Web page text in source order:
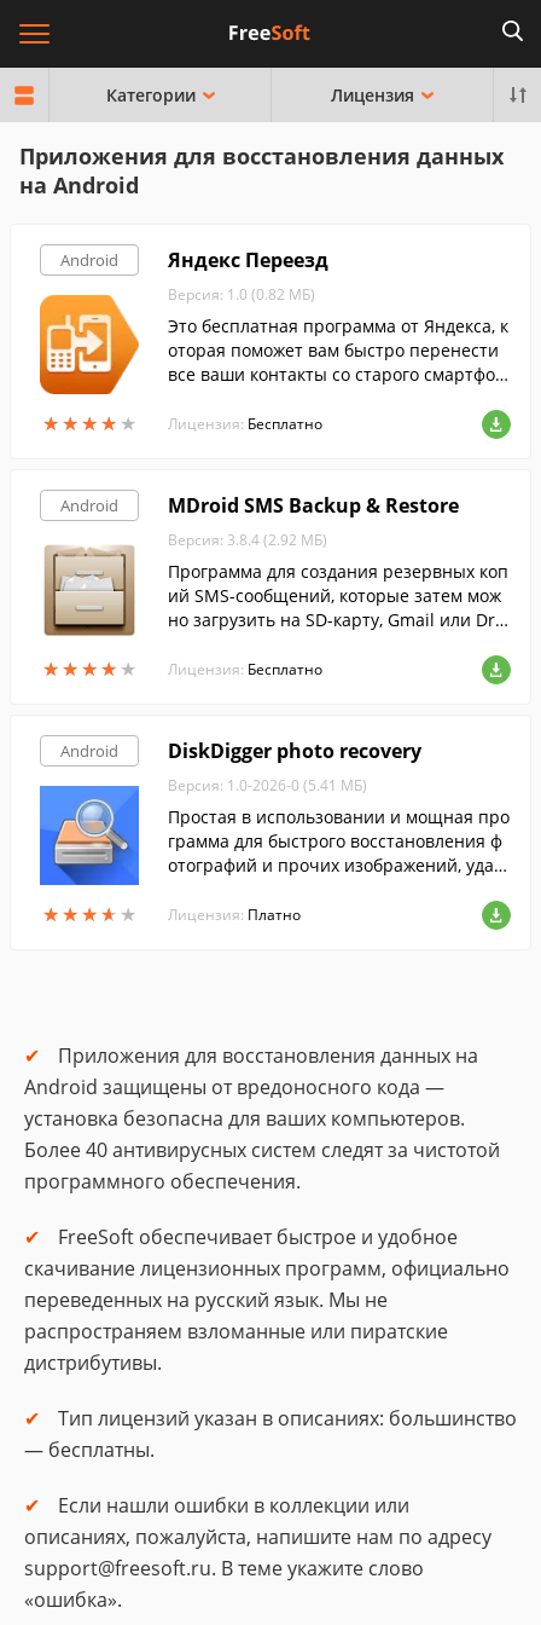
Категории Лицензия
Приложения для восстановления данных
на Android
Android
★★★★ ★
★★★★ ★
Яндекс Переезд
Версия: 1.0 (0.82 МБ)
Это бесплатная программа от Яндекса, к
оторая поможет вам быстро перенести
все ваши контакты со старого смартфон
Лицензия: Бесплатно
Android
★★★★ ★
★★★★ ★
MDroid SMS Backup & Restore
Версия: 3.8.4 (2.92 МБ)
Программа для создания резервных коп
ий SMS-сообщений, которые затем мож
но загрузить на SD-карту, Gmail или Dro
вливать резервные копии.
Лицензия: Бесплатно
Android
★★★★ ★
★★★★ ★
DiskDigger photo recovery
Версия: 1.0-2026-0 (5.41 МБ)
Простая в использовании и мощная про
грамма для быстрого восстановления ф
отографий и прочих изображений, удал
и Android-гаджетов.
Лицензия: Платно
Приложения для восстановления данных на
Android защищены от вредоносного кода —
установка безопасна для ваших компьютеров.
Более 40 антивирусных систем следят за чистотой
программного обеспечения.
FreeSoft обеспечивает быстрое и удобное
скачивание лицензионных программ, официально
переведенных на русский язык. Мы не
распространяем взломанные или пиратские
дистрибутивы.
Тип лицензий указан в описаниях: большинство
— бесплатны.
Если нашли ошибки в коллекции или
описаниях, пожалуйста, напишите нам по адресу
support@freesoft.ru. В теме укажите слово
«ошибка».